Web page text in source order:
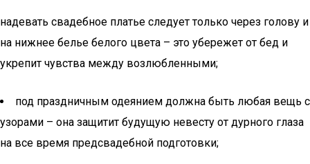
надевать свадебное платье следует только через голову и
на нижнее белье белого цвета – это убережет от бед и
укрепит чувства между возлюбленными;
под праздничным одеянием должна быть любая вещь с
узорами – она защитит будущую невесту от дурного глаза
на все время предсвадебной подготовки;